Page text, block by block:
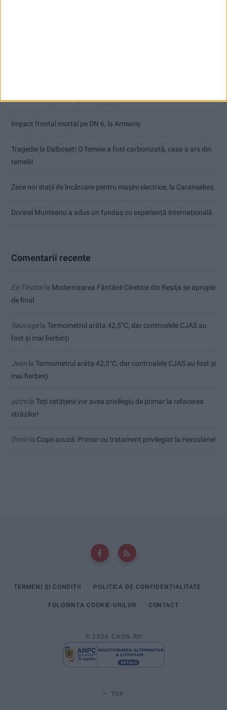
Impact frontal mortal pe DN 6, la Armeniș
Tragedie la Dalboşeț! O femeie a fost carbonizată, casa a ars din
temelii!
Zece noi stații de încărcare pentru mașini electrice, la Caransebeș
Dorinel Munteanu a adus un fundaș cu experiență internațională
Comentarii recente
Ex-Tinctorla Modernizarea Fântânii Cinetice din Reșița se apropie
de final
Sauvagela Termometrul arăta 42,5°C, dar controalele CJAS au
fost și mai fierbinți
Jean la Termometrul arăta 42,5°C, dar controalele CJAS au fost și
mai fierbinți
uctmla Toți cetățenii vor avea privilegiu de primar la refacerea
străzilor!
Dorin la Coșei acuză: Primar cu tratament privilegiat la Herculane!
TERMENI ȘI CONDIȚII POLITICA DE CONFIDENȚIALITATE
FOLOSINȚA COOKIE-URILOR CONTACT
© 2026 CAON.RO
TOP